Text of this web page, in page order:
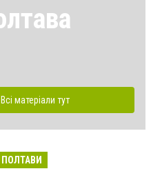
Всі матеріали тут